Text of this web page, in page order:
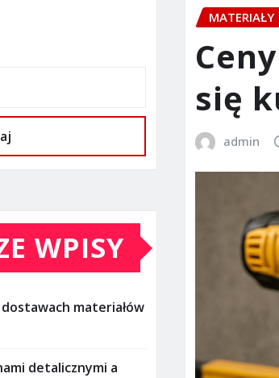
WPISY
materiałów
detalicznymi a
MATERIAŁY
się
admin